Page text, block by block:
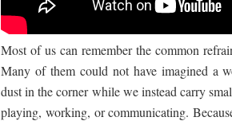
Most of us can remember the common
Many of them could not have imagined a
dust in the corner while we instead carry
playing, working, or communicating.